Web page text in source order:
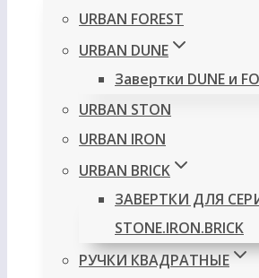
URBAN FOREST
URBAN DUNE
Завертки DUNE и
URBAN STON
URBAN IRON
URBAN BRICK
ЗАВЕРТКИ ДЛЯ
STONE.IRON.BRICK
РУЧКИ КВАДРАТНЫЕ